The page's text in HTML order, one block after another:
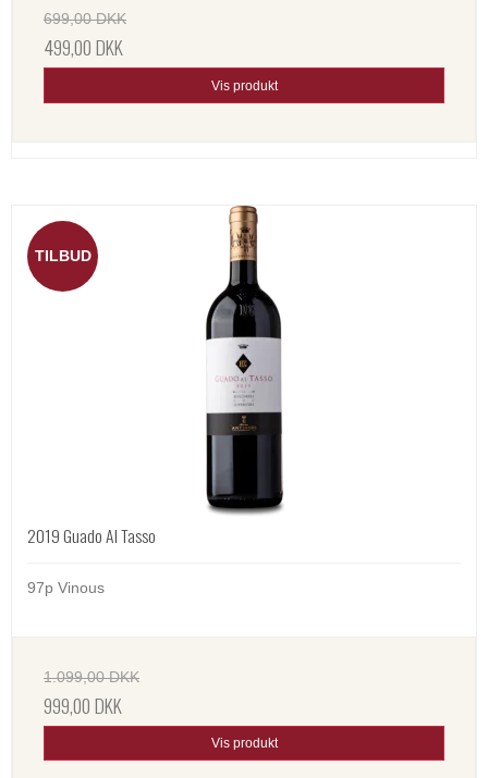
699,00 DKK
499,00 DKK
Vis produkt
TILBUD
2019 Guado Al Tasso
97p Vinous
1.099,00 DKK
999,00 DKK
Vis produkt